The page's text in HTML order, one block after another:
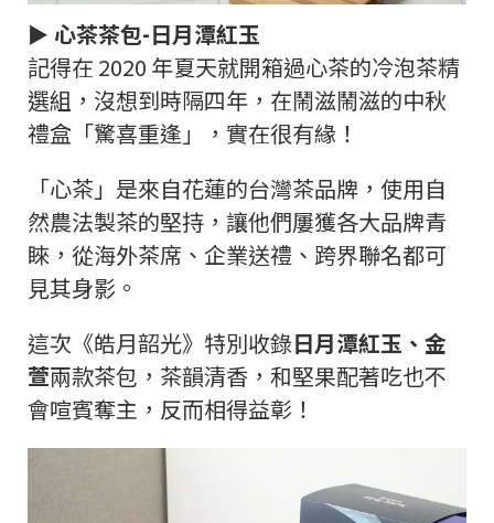
► 心茶茶包-日月潭紅玉
記得在 2020 年夏天就開箱過心茶的冷泡茶精
選組，沒想到時隔四年，在鬧滋鬧滋的中秋
禮盒「驚喜重逢」，實在很有緣！
「心茶」是來自花蓮的台灣茶品牌，使用自
然農法製茶的堅持，讓他們屢獲各大品牌青
睞，從海外茶席、企業送禮、跨界聯名都可
見其身影。
這次《皓月韶光》特別收錄日月潭紅玉、金
萱兩款茶包，茶韻清香，和堅果配著吃也不
會喧賓奪主，反而相得益彰！